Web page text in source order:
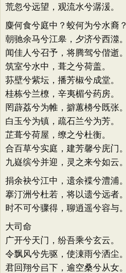
荒忽兮远望，观流水兮潺湲。
麋何食兮庭中？蛟何为兮水裔？
朝驰余马兮江皋，夕济兮西澨。
闻佳人兮召予，将腾驾兮偕逝。
筑室兮水中，葺之兮荷盖。
荪壁兮紫坛，播芳椒兮成堂。
桂栋兮兰橑，辛夷楣兮药房。
罔薜荔兮为帷，擗蕙櫋兮既张。
白玉兮为镇，疏石兰兮为芳。
芷葺兮荷屋，缭之兮杜衡。
合百草兮实庭，建芳馨兮庑门。
九嶷缤兮并迎，灵之来兮如云。
捐余袂兮江中，遗余褋兮澧浦。
搴汀洲兮杜若，将以遗兮远者。
时不可兮骤得，聊逍遥兮容与。
大司命
广开兮天门，纷吾乘兮玄云。
令飘风兮先驱，使涷雨兮洒尘。
君回翔兮㠯下，逾空桑兮从女。